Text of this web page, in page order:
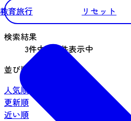
教育旅行 リセット
検索結果
3件中1～3件表示中
並び順
人気順
更新順
近い順